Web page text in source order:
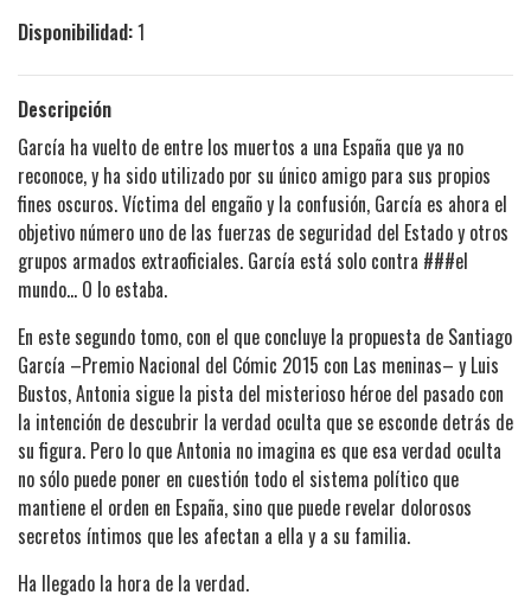
Disponibilidad:1
Descripción
García ha vuelto de entre los muertos a una España que ya no
reconoce, y ha sido utilizado por su único amigo para sus propios
fines oscuros. Víctima del engaño y la confusión, García es ahora el
objetivo número uno de las fuerzas de seguridad del Estado y otros
grupos armados extraoficiales. García está solo contra ###el
mundo... O lo estaba.
En este segundo tomo, con el que concluye la propuesta de Santiago
García –Premio Nacional del Cómic 2015 con Las meninas– y Luis
Bustos, Antonia sigue la pista del misterioso héroe del pasado con
la intención de descubrir la verdad oculta que se esconde detrás de
su figura. Pero lo que Antonia no imagina es que esa verdad oculta
no sólo puede poner en cuestión todo el sistema político que
mantiene el orden en España, sino que puede revelar dolorosos
secretos íntimos que les afectan a ella y a su familia.
Ha llegado la hora de la verdad.